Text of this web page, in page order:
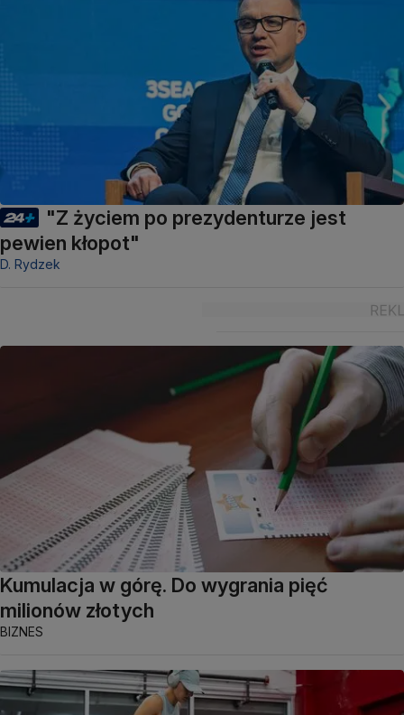
"Z życiem po prezydenturze jest
pewien kłopot"
D. Rydzek
Kumulacja w górę. Do wygrania pięć
milionów złotych
BIZNES